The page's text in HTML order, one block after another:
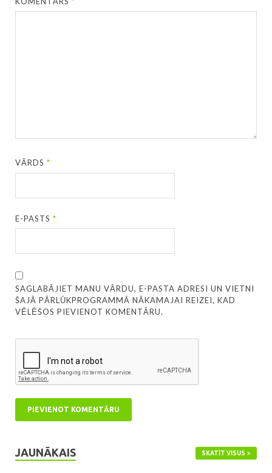
VĀRDS*
E-PASTS*
SAGLABĀJIET MANU VĀRDU, E-PASTA ADRESI UN VIETNI
ŠAJĀ PĀRLŪKPROGRAMMĀ NĀKAMAJAI REIZEI, KAD
VĒLĒŠOS PIEVIENOT KOMENTĀRU.
JAUNĀKAIS SKATĪT VISUS